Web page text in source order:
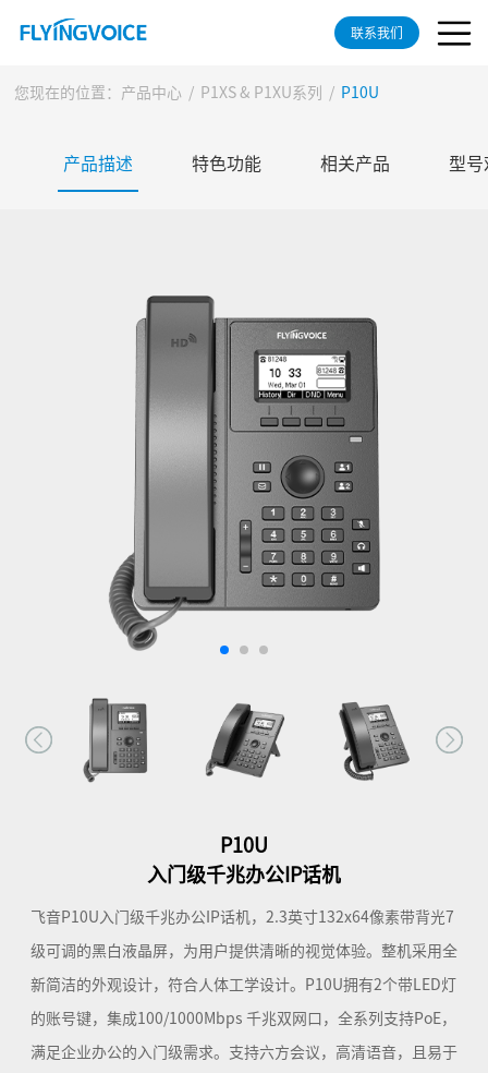
联系我们
您现在的位置： 产品中心 / P1XS & P1XU系列 / P10U
产品描述 特色功能 相关产品 型号
P10U
入门级千兆办公IP话机
飞音P10U入门级千兆办公IP话机，2.3英寸132x64像素带背光7
级可调的黑白液晶屏，为用户提供清晰的视觉体验。整机采用全
新简洁的外观设计，符合人体工学设计。P10U拥有2个带LED灯
的账号键，集成100/1000Mbps 千兆双网口，全系列支持PoE，
满足企业办公的入门级需求。支持六方会议，高清语音，且易于